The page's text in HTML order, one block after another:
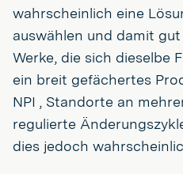
wahrscheinlich eine
auswählen und damit
Werke, die sich dieselbe
ein breit gefächertes
NPI , Standorte an
regulierte
dies jedoch